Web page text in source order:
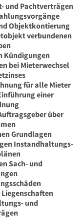
und Pachtverträgen
Objektkontierung
verbundenen
Kündigungen
bei Mieterwechsel
für alle Mieter
einer
über
Grundlagen
Instandhaltungs-
Sach- und
und